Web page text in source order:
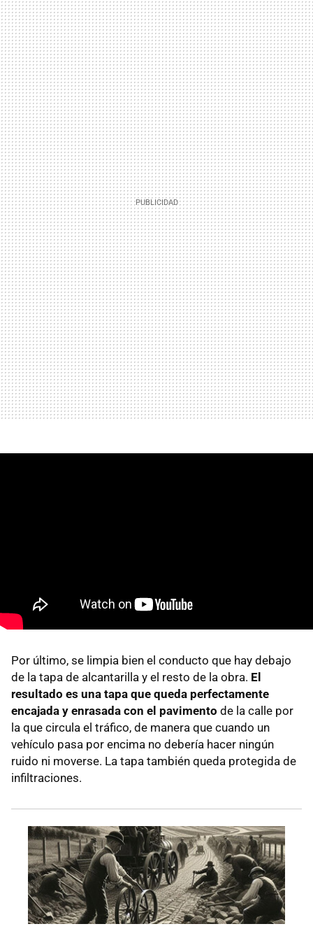
Por último, se limpia bien el conducto que hay debajo
de la tapa de alcantarilla y el resto de la obra. El
resultado es una tapa que queda perfectamente
encajada y enrasada con el pavimento de la calle por
la que circula el tráfico, de manera que cuando un
vehículo pasa por encima no debería hacer ningún
ruido ni moverse. La tapa también queda protegida de
infiltraciones.